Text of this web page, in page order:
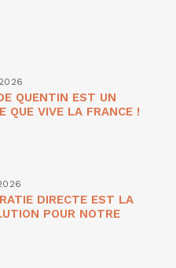
QUENTIN EST UN
QUE VIVE LA FRANCE !
DIRECTE EST LA
POUR NOTRE